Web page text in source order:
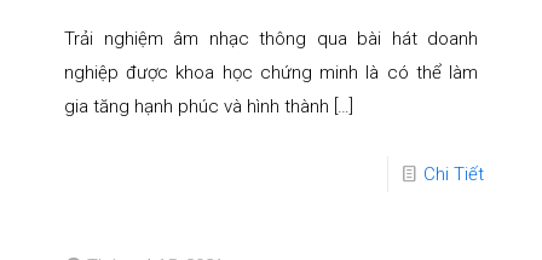
Trải nghiệm âm nhạc thông qua bài hát doanh
nghiệp được khoa học chứng minh là có thể làm
gia tăng hạnh phúc và hình thành […]
Chi Tiết